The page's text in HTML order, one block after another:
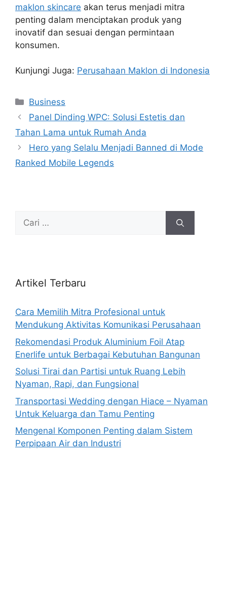
maklon skincare akan terus menjadi mitra
penting dalam menciptakan produk yang
inovatif dan sesuai dengan permintaan
konsumen.
Kunjungi Juga: Perusahaan Maklon di Indonesia
Kategori
Business
Panel Dinding WPC: Solusi Estetis dan
Tahan Lama untuk Rumah Anda
Hero yang Selalu Menjadi Banned di Mode
Ranked Mobile Legends
Cari
Artikel Terbaru
Cara Memilih Mitra Profesional untuk
Mendukung Aktivitas Komunikasi Perusahaan
Rekomendasi Produk Aluminium Foil Atap
Enerlife untuk Berbagai Kebutuhan Bangunan
Solusi Tirai dan Partisi untuk Ruang Lebih
Nyaman, Rapi, dan Fungsional
Transportasi Wedding dengan Hiace – Nyaman
Untuk Keluarga dan Tamu Penting
Mengenal Komponen Penting dalam Sistem
Perpipaan Air dan Industri